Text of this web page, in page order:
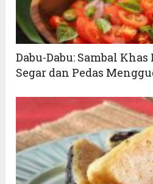
Dabu-Dabu: Sambal
Segar dan Pedas